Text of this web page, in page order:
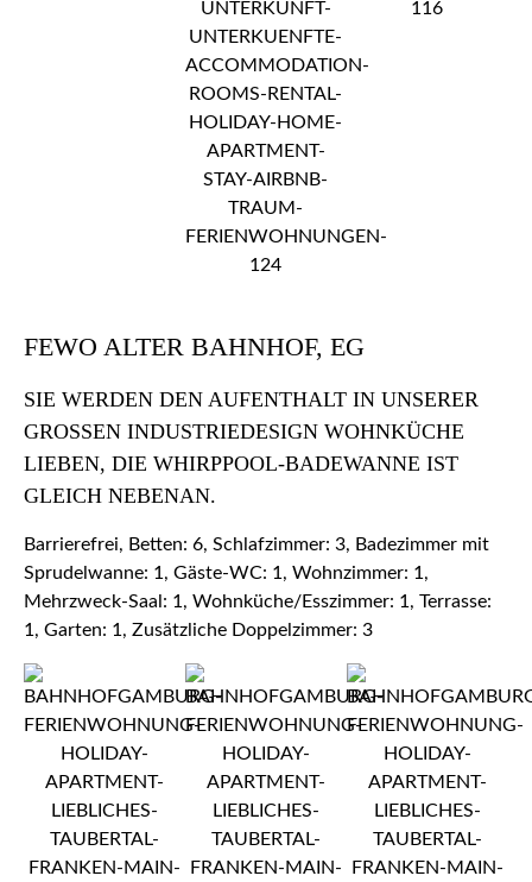
FEWO ALTER BAHNHOF, EG
SIE WERDEN DEN AUFENTHALT IN UNSERER
GROSSEN INDUSTRIEDESIGN WOHNKÜCHE L
IEBEN, DIE WHIRPPOOL-BADEWANNE IST G
LEICH NEBENAN.
Barrierefrei, Betten: 6, Schlafzimmer: 3, Badezimmer mit
Sprudelwanne: 1, Gäste-WC: 1, Wohnzimmer: 1,
Mehrzweck-Saal: 1, Wohnküche/Esszimmer: 1, Terrasse:
1, Garten: 1, Zusätzliche Doppelzimmer: 3